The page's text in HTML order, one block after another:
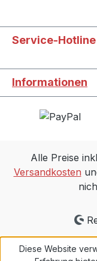
Service-Hotline
Informationen
Alle Preise
Versandkosten
Diese Website